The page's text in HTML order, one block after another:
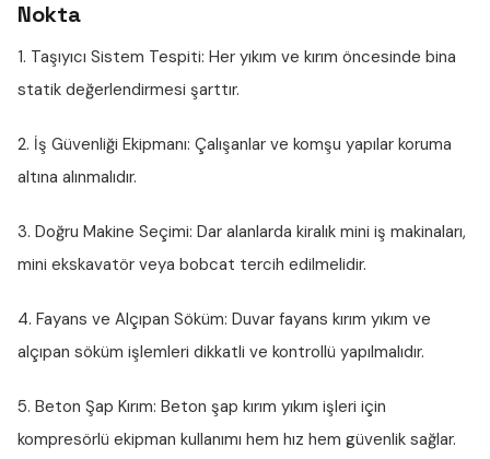
Nokta
1. Taşıyıcı Sistem Tespiti: Her yıkım ve kırım öncesinde bina
statik değerlendirmesi şarttır.
2. İş Güvenliği Ekipmanı: Çalışanlar ve komşu yapılar koruma
altına alınmalıdır.
3. Doğru Makine Seçimi: Dar alanlarda kiralık mini iş makinaları,
mini ekskavatör veya bobcat tercih edilmelidir.
4. Fayans ve Alçıpan Söküm: Duvar fayans kırım yıkım ve
alçıpan söküm işlemleri dikkatli ve kontrollü yapılmalıdır.
5. Beton Şap Kırım: Beton şap kırım yıkım işleri için
kompresörlü ekipman kullanımı hem hız hem güvenlik sağlar.